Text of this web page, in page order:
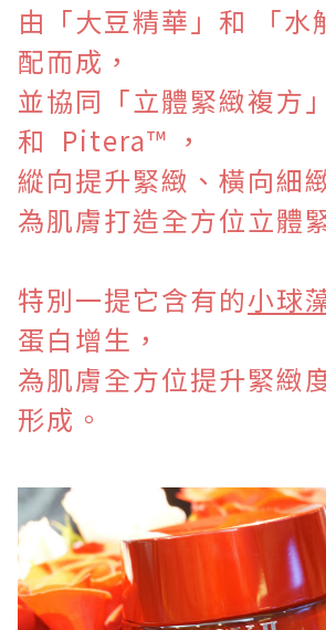
由「大豆精華」和 「水
配而成，
並協同「立體緊緻複方」
和 Pitera™ ，
縱向提升緊緻、橫向細
為肌膚打造全方位立體
特別一提它含有的小球
蛋白增生，
為肌膚全方位提升緊緻
形成。